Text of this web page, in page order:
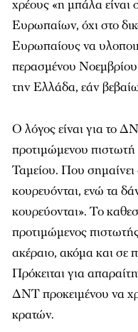
χρέους «η μπάλα
Ευρωπαίων, όχι στο
Ευρωπαίους να
περασμένου Νοεμβρίου
την Ελλάδα, εάν
Ο λόγος είναι για το
προτιμώμενου
Ταμείου. Που σημαίνει
κουρευόνται, ενώ τα
κουρεύονται». Το
προτιμώμενος
ακέραιο, ακόμα και σε
Πρόκειται για
ΔΝΤ προκειμένου να
κρατών.